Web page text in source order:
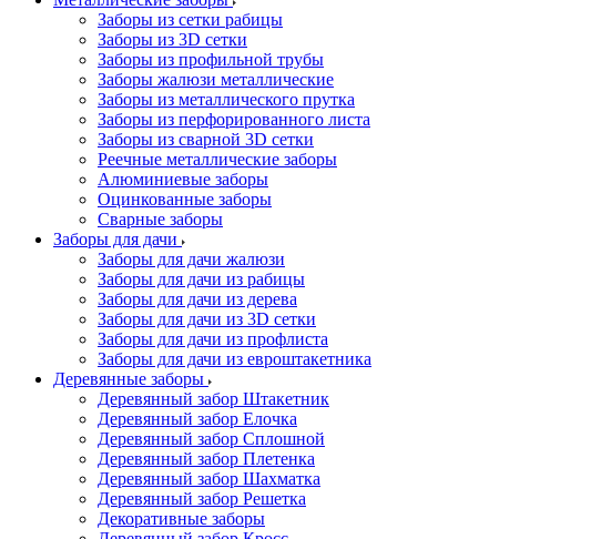
Заборы из сетки рабицы
Заборы из 3D сетки
Заборы из профильной трубы
Заборы жалюзи металлические
Заборы из металлического прутка
Заборы из перфорированного листа
Заборы из сварной 3D сетки
Реечные металлические заборы
Алюминиевые заборы
Оцинкованные заборы
Сварные заборы
Заборы для дачи
Заборы для дачи жалюзи
Заборы для дачи из рабицы
Заборы для дачи из дерева
Заборы для дачи из 3D сетки
Заборы для дачи из профлиста
Заборы для дачи из евроштакетника
Деревянные заборы
Деревянный забор Штакетник
Деревянный забор Елочка
Деревянный забор Сплошной
Деревянный забор Плетенка
Деревянный забор Шахматка
Деревянный забор Решетка
Декоративные заборы